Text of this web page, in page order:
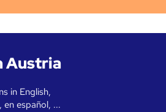
Austria
in English,
en español, ...